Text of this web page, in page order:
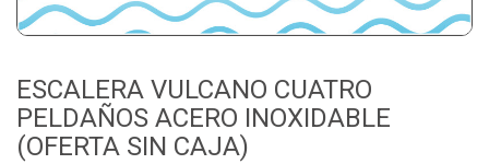
ESCALERA VULCANO CUATRO
PELDAÑOS ACERO INOXIDABLE
(OFERTA SIN CAJA)